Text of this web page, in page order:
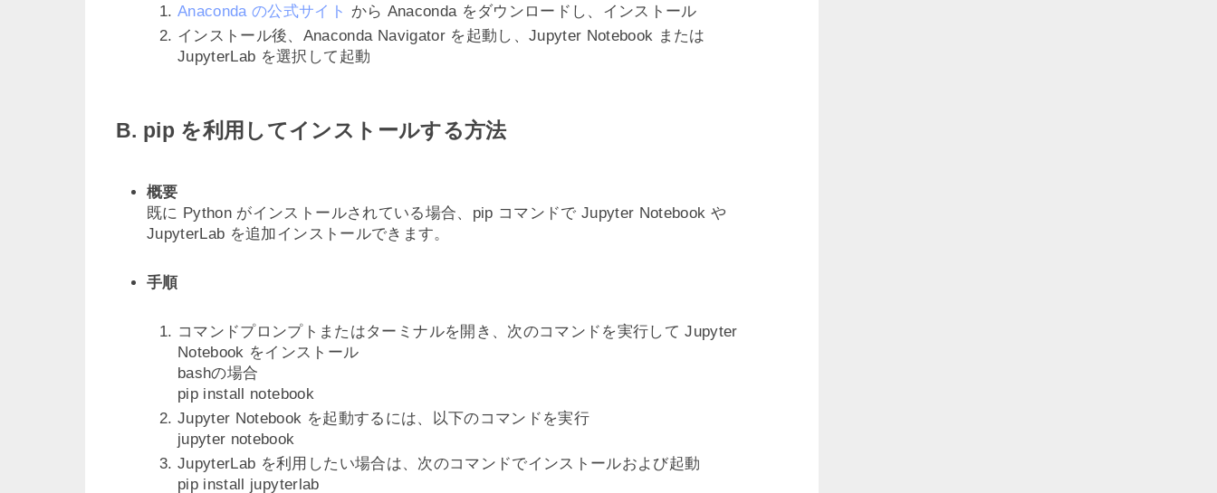
Anaconda の公式サイト から Anaconda をダウンロードし、インストール
インストール後、Anaconda Navigator を起動し、Jupyter Notebook または
JupyterLab を選択して起動
B. pip を利用してインストールする方法
概要
既に Python がインストールされている場合、pip コマンドで Jupyter Notebook や
JupyterLab を追加インストールできます。
手順
コマンドプロンプトまたはターミナルを開き、次のコマンドを実行して Jupyter
Notebook をインストール
bashの場合
pip install notebook
Jupyter Notebook を起動するには、以下のコマンドを実行
jupyter notebook
JupyterLab を利用したい場合は、次のコマンドでインストールおよび起動
pip install jupyterlab